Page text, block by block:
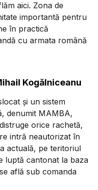
aici. Zona de
importantă pentru
în practică
cu armata română
Kogălniceanu
și un sistem
denumit MAMBA,
orice rachetă,
intră neautorizat în
actuală, pe teritoriul
luptă cantonat la baza
află sub comanda